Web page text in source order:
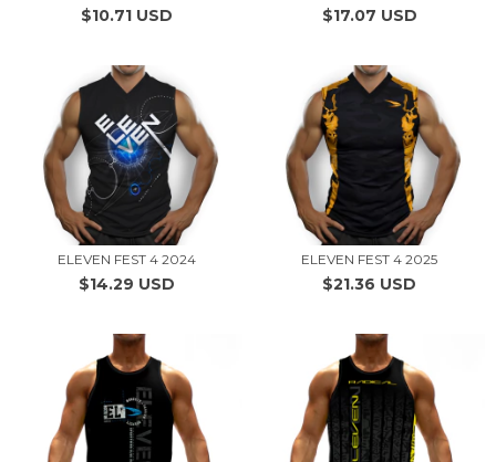
$10.71 USD $17.07 USD
ELEVEN FEST 4 2024
$14.29 USD
ELEVEN FEST 4 2025
$21.36 USD